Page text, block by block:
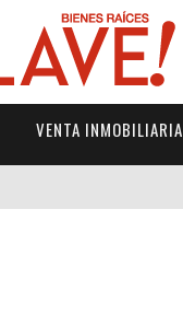
VENTA INMOBILIARIA